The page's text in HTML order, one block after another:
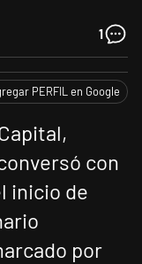
1
PERFIL en Google
con
inicio de
por